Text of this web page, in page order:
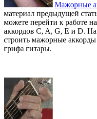
Мажорные
материал предыдущей
можете перейти к работе
аккордов C, A, G, E и D.
строить мажорные
грифа гитары.